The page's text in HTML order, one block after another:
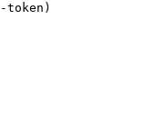
token)